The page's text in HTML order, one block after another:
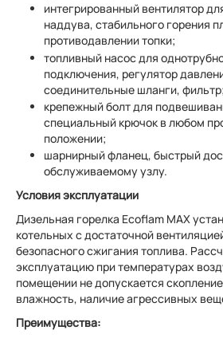
интегрированный вентилятор
наддува, стабильного горения
противодавлении топки;
топливный насос для
подключения, регулятор
соединительные шланги, фильтр;
крепежный болт для
специальный крючок в любом
положении;
шарнирный фланец, быстрый
обслуживаемому узлу.
Условия эксплуатации
Дизельная горелка Ecoflam MAX
котельных с достаточной
безопасного сжигания топлива.
эксплуатацию при температурах
помещении не допускается
влажность, наличие агрессивных
Преимущества: